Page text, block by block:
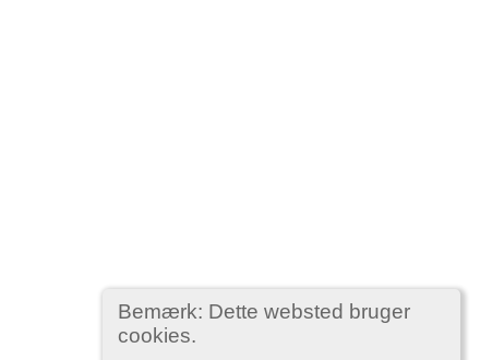
Bemærk: Dette websted bruger
cookies.